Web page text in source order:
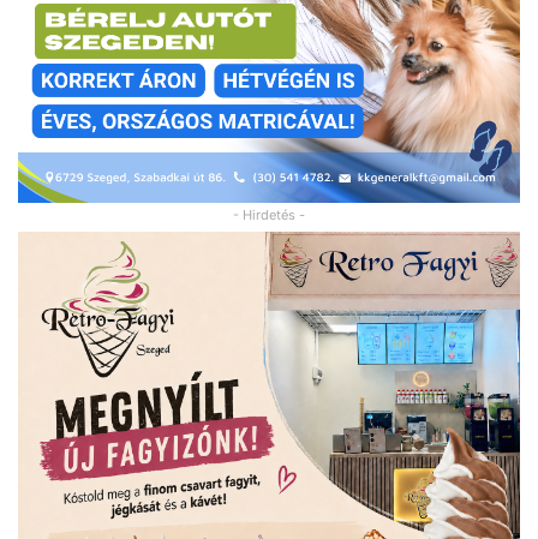
- Hirdetés -